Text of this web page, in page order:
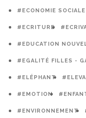
#ECONOMIE
#ECRITURE
#EDUCATION
#EGALITÉ FILLES -
#ELÉPHANT
#EMOTION
#ENVIRONNEMENT